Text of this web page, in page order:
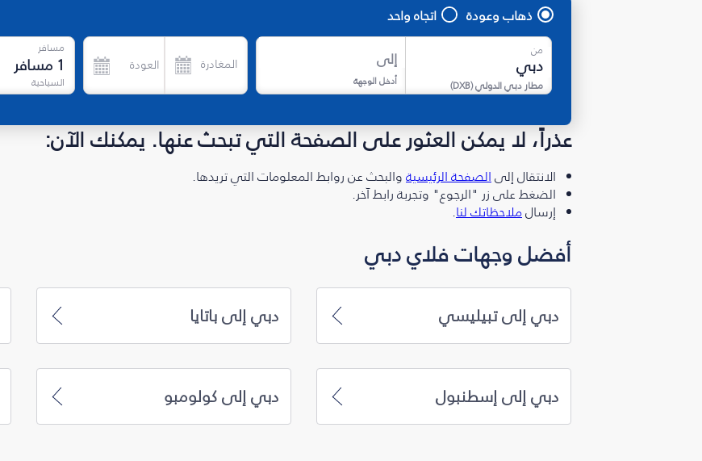
ذهاب وعودة اتجاه واحد
من
مطار دبي الدولي(
DXB
)
إلى
أدخل الوجهة
المغادرة العودة
مسافر
1 مسافر
السياحية
عذراً، لا يمكن العثور على الصفحة التي تبحث عنها. يمكنك الآن:
الانتقال إلى الصفحة الرئيسية والبحث عن روابط المعلومات التي تريدها.
الضغط على زر "الرجوع" وتجربة رابط آخر.
إرسالملاحظاتك لنا.
أفضل وجهات فلاي دبي
دبي إلى تبيليسي دبي إلى باتايا
دبي إلى إسطنبول دبي إلى كولومبو